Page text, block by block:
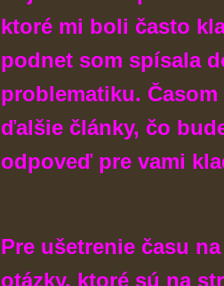
ktoré mi boli často
podnet som spísala
problematiku.
ďalšie články, čo
odpoveď pre vami
Pre ušetrenie času
otázky, ktoré sú na